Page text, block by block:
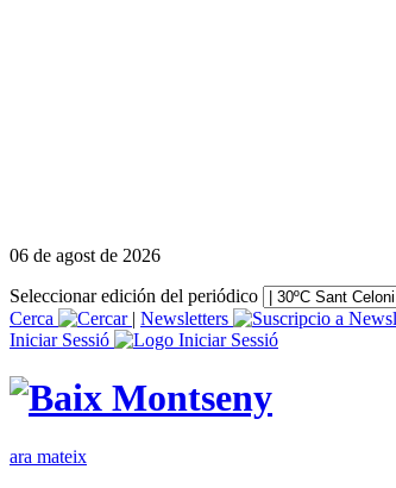
06 de agost de 2026
Seleccionar edición del periódico
Cerca
| Newsletters
Iniciar Sessió
ara mateix